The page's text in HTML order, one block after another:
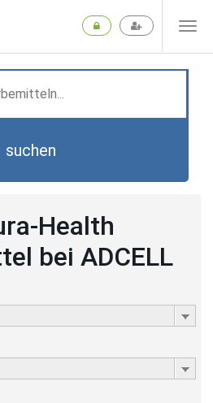
suchen
Health
bei ADCELL